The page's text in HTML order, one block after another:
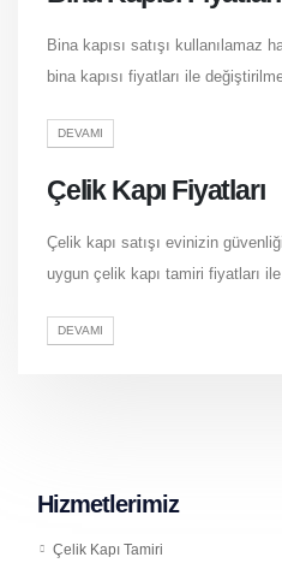
Bina kapısı satışı kullanılamaz
bina kapısı fiyatları ile
DEVAMI
Çelik Kapı Fiyatları
Çelik kapı satışı evinizin
uygun çelik kapı tamiri fiyatları
DEVAMI
Hizmetlerimiz
Çelik Kapı Tamiri